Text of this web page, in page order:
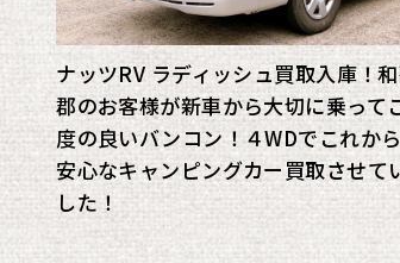
ナッツRV ラディッシュ買取入庫！
郡のお客様が新車から大切に乗って
度の良いバンコン！４WDでこれか
安心なキャンピングカー買取させて
した！